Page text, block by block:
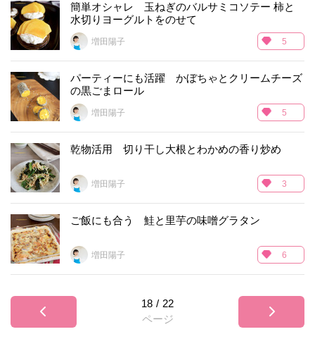
簡単オシャレ 玉ねぎのバルサミコソテー 柿と
水切りヨーグルトをのせて
増田陽子 5
パーティーにも活躍 かぼちゃとクリームチーズ
の黒ごまロール
増田陽子 5
乾物活用 切り干し大根とわかめの香り炒め
増田陽子 3
ご飯にも合う 鮭と里芋の味噌グラタン
増田陽子 6
18 / 22
ページ